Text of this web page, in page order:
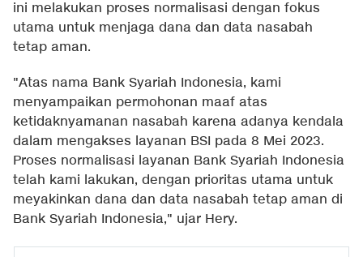
ini melakukan proses normalisasi dengan fokus
utama untuk menjaga dana dan data nasabah
tetap aman.
"Atas nama Bank Syariah Indonesia, kami
menyampaikan permohonan maaf atas
ketidaknyamanan nasabah karena adanya kendala
dalam mengakses layanan BSI pada 8 Mei 2023.
Proses normalisasi layanan Bank Syariah Indonesia
telah kami lakukan, dengan prioritas utama untuk
meyakinkan dana dan data nasabah tetap aman di
Bank Syariah Indonesia," ujar Hery.